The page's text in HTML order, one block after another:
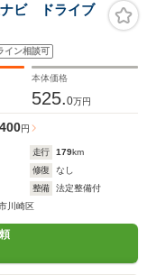
ビ ドライブ
イン相談可
本体価格
525.0万円
円
走行 179km
修復
なし
整備
法定整備付
川崎区